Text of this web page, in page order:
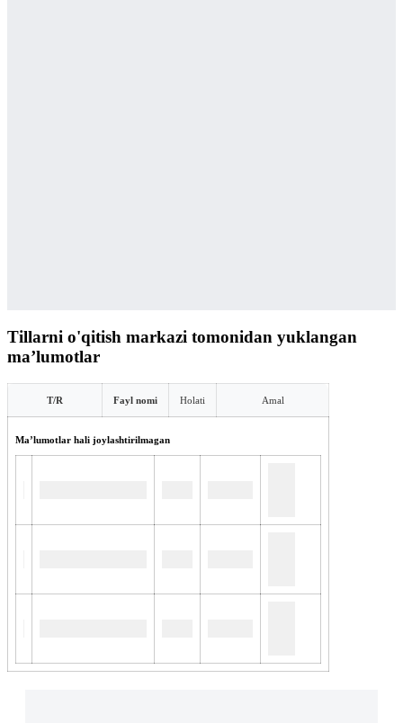
Tillarni o'qitish markazi tomonidan yuklangan
maʼlumotlar
T/R Fayl nomi Holati Amal
Maʼlumotlar hali joylashtirilmagan